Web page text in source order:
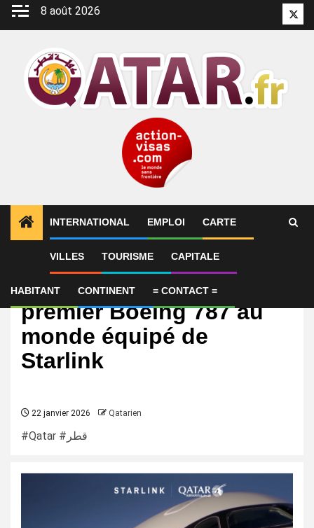
Aller
8 août 2026
INTERNATIONAL EMPLOI CARTE
VILLES TOURISME CAPITALE
HABITANT CONTINENT = CONTACT =
International
Qatar Airways lance le
premier Boeing 787 au
monde équipé de
Starlink
22 janvier 2026 Qatarien
#Qatar #قطر